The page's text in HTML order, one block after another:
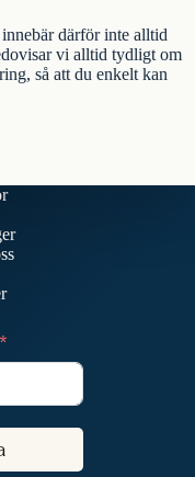
därför inte alltid
vi alltid tydligt om
så att du enkelt kan